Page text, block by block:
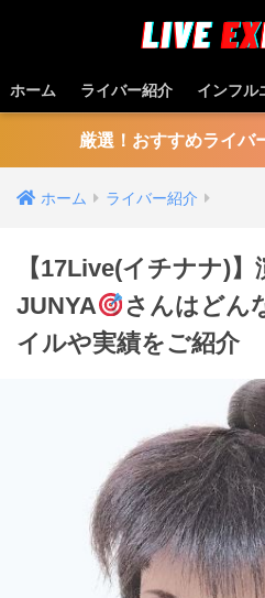
ホーム ライバー紹介 インフル
厳選！おすすめライバ
ホーム ライバー紹介
【17Live(イチナナ)
JUNYA
さんはどん
イルや実績をご紹介